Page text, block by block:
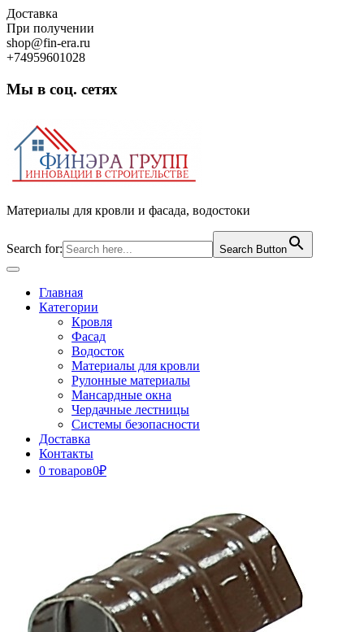
Skip
to
content
Доставка
При получении
shop@fin-era.ru
+74959601028
Мы в соц. сетях
Материалы для кровли и фасада, водостоки
Search for: Search Button
Open
ButtonГлавная
Категории
Кровля
Фасад
Водосток
Материалы для кровли
Рулонные материалы
Мансардные окна
Чердачные лестницы
Системы безопасности
Доставка
Контакты
0 товаров0₽